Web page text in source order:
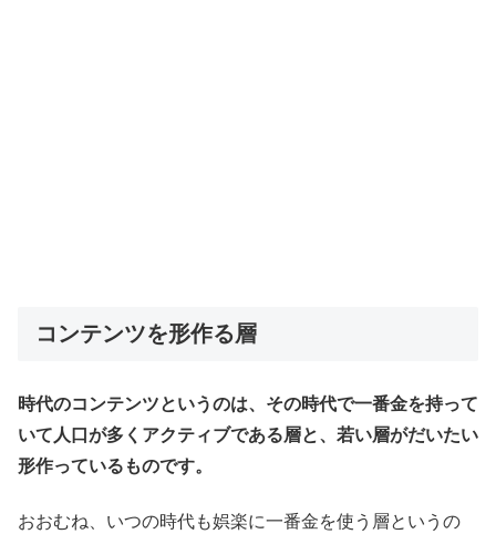
コンテンツを形作る層
時代のコンテンツというのは、その時代で一番金を持って
いて人口が多くアクティブである層と、若い層がだいたい
形作っているものです。
おおむね、いつの時代も娯楽に一番金を使う層というの